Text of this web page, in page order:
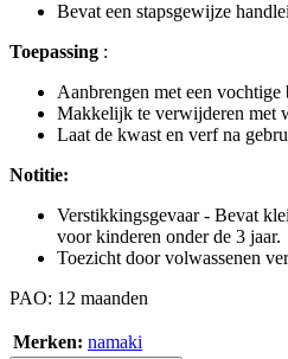
Bevat een stapsgewijze
Toepassing :
Aanbrengen met een vochtige
Makkelijk te verwijderen met
Laat de kwast en verf na
Notitie:
Verstikkingsgevaar - Bevat
voor kinderen onder de 3 jaar.
Toezicht door volwassenen
PAO: 12 maanden
Merken: namaki